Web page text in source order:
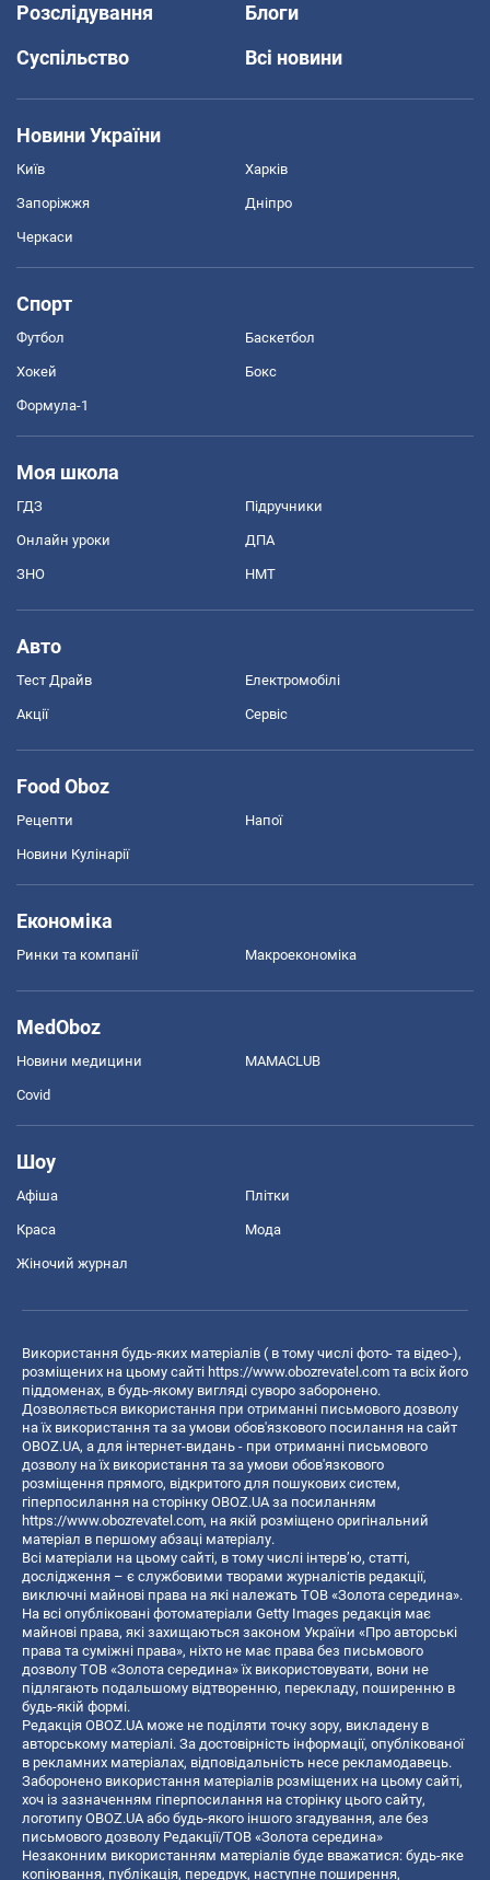
Розслідування
Блоги
Суспільство
Всі новини
Новини України
Київ Харків
Запоріжжя Дніпро
Черкаси
Спорт
Футбол Баскетбол
Хокей Бокс
Формула-1
Моя школа
ГДЗ Підручники
Онлайн уроки ДПА
ЗНО НМТ
Авто
Тест Драйв Електромобілі
Акції Сервіс
Food Oboz
Рецепти Напої
Новини Кулінарії
Економіка
Ринки та компанії Макроекономіка
MedOboz
Новини медицини MAMACLUB
Covid
Шоу
Афіша Плітки
Краса Мода
Жіночий журнал
Використання будь-яких матеріалів ( в тому числі фото- та відео-),
розміщених на цьому сайті https://www.obozrevatel.com та всіх його
піддоменах, в будь-якому вигляді суворо заборонено.
Дозволяється використання при отриманні письмового дозволу
на їх використання та за умови обов'язкового посилання на сайт
OBOZ.UA, а для інтернет-видань - при отриманні письмового
дозволу на їх використання та за умови обов'язкового
розміщення прямого, відкритого для пошукових систем,
гіперпосилання на сторінку OBOZ.UA за посиланням
https://www.obozrevatel.com, на якій розміщено оригінальний
матеріал в першому абзаці матеріалу.
Всі матеріали на цьому сайті, в тому числі інтерв’ю, статті,
дослідження – є службовими творами журналістів редакції,
виключні майнові права на які належать ТОВ «Золота середина».
На всі опубліковані фотоматеріали Getty Images редакція має
майнові права, які захищаються законом України «Про авторські
права та суміжні права», ніхто не має права без письмового
дозволу ТОВ «Золота середина» їх використовувати, вони не
підлягають подальшому відтворенню, перекладу, поширенню в
будь-якій формі.
Редакція OBOZ.UA може не поділяти точку зору, викладену в
авторському матеріалі. За достовірність інформації, опублікованої
в рекламних матеріалах, відповідальність несе рекламодавець.
Заборонено використання матеріалів розміщених на цьому сайті,
хоч із зазначенням гіперпосилання на сторінку цього сайту,
логотипу OBOZ.UA або будь-якого іншого згадування, але без
письмового дозволу Редакції/ТОВ «Золота середина»
Незаконним використанням матеріалів буде вважатися: будь-яке
копiювання, публiкацiя, передрук, наступне поширення,